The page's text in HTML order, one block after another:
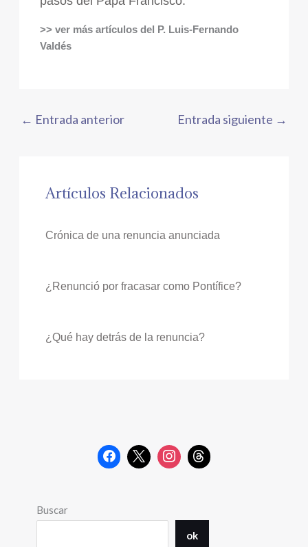
>> ver más artículos del P. Luis-Fernando
Valdés
← Entrada anterior Entrada siguiente →
Artículos Relacionados
Crónica de una renuncia anunciada
¿Renunció por fracasar como Pontífice?
¿Qué hay detrás de la renuncia?
Buscar
ok